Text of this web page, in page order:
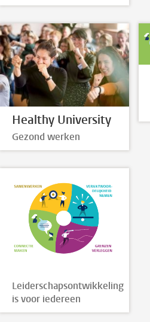
Healthy University
Gezond werken
Leiderschapsontwikkeling
is voor iedereen